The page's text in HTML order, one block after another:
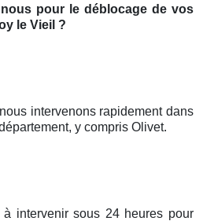
pour le déblocage de vos
le Vieil ?
intervenons rapidement dans
y compris Olivet.
à intervenir sous 24 heures pour